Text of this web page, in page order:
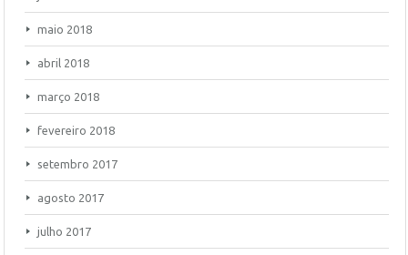
maio 2018
abril 2018
março 2018
fevereiro 2018
setembro 2017
agosto 2017
julho 2017